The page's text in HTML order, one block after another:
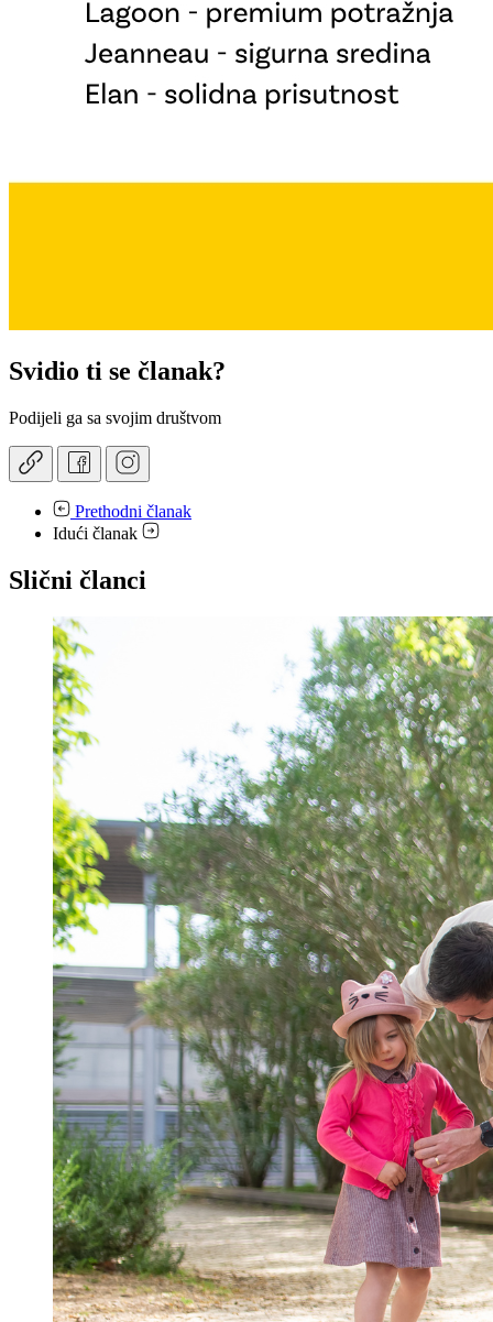
Svidio ti se članak?
Podijeli ga sa svojim društvom
Prethodni članak
Idući članak
Slični članci